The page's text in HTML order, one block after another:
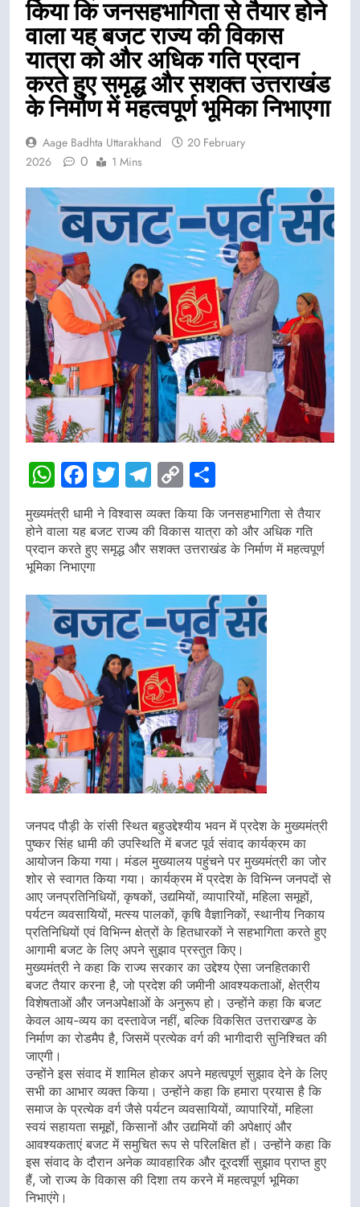
किया कि जनसहभागिता से तैयार होने
वाला यह बजट राज्य की विकास
यात्रा को और अधिक गति प्रदान
करते हुए समृद्ध और सशक्त उत्तराखंड
के निर्माण में महत्वपूर्ण भूमिका निभाएगा
Aage Badhta Uttarakhand
20 February
2026
0 1 Mins
WhatsApp
Facebook
Twitter
Telegram
Copy
Link
मुख्यमंत्री धामी ने विश्वास व्यक्त किया कि जनसहभागिता से तैयार
होने वाला यह बजट राज्य की विकास यात्रा को और अधिक गति
प्रदान करते हुए समृद्ध और सशक्त उत्तराखंड के निर्माण में महत्वपूर्ण
भूमिका निभाएगा
जनपद पौड़ी के रांसी स्थित बहुउद्देश्यीय भवन में प्रदेश के मुख्यमंत्री
पुष्कर सिंह धामी की उपस्थिति में बजट पूर्व संवाद कार्यक्रम का
आयोजन किया गया। मंडल मुख्यालय पहुंचने पर मुख्यमंत्री का जोर
शोर से स्वागत किया गया। कार्यक्रम में प्रदेश के विभिन्न जनपदों से
आए जनप्रतिनिधियों, कृषकों, उद्यमियों, व्यापारियों, महिला समूहों,
पर्यटन व्यवसायियों, मत्स्य पालकों, कृषि वैज्ञानिकों, स्थानीय निकाय
प्रतिनिधियों एवं विभिन्न क्षेत्रों के हितधारकों ने सहभागिता करते हुए
आगामी बजट के लिए अपने सुझाव प्रस्तुत किए।
मुख्यमंत्री ने कहा कि राज्य सरकार का उद्देश्य ऐसा जनहितकारी
बजट तैयार करना है, जो प्रदेश की जमीनी आवश्यकताओं, क्षेत्रीय
विशेषताओं और जनअपेक्षाओं के अनुरूप हो। उन्होंने कहा कि बजट
केवल आय-व्यय का दस्तावेज नहीं, बल्कि विकसित उत्तराखण्ड के
निर्माण का रोडमैप है, जिसमें प्रत्येक वर्ग की भागीदारी सुनिश्चित की
जाएगी।
उन्होंने इस संवाद में शामिल होकर अपने महत्वपूर्ण सुझाव देने के लिए
सभी का आभार व्यक्त किया। उन्होंने कहा कि हमारा प्रयास है कि
समाज के प्रत्येक वर्ग जैसे पर्यटन व्यवसायियों, व्यापारियों, महिला
स्वयं सहायता समूहों, किसानों और उद्यमियों की अपेक्षाएं और
आवश्यकताएं बजट में समुचित रूप से परिलक्षित हों। उन्होंने कहा कि
इस संवाद के दौरान अनेक व्यावहारिक और दूरदर्शी सुझाव प्राप्त हुए
हैं, जो राज्य के विकास की दिशा तय करने में महत्वपूर्ण भूमिका
निभाएंगे।